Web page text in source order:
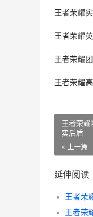
王者荣耀
王者荣耀
王者荣耀
王者荣耀
王者荣耀
实后盾
« 上一篇
延伸阅读
王者荣